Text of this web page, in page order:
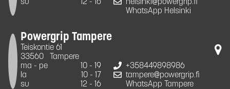
su
12 - 16
helsinki@powergrip.fi
WhatsApp Helsinki
Powergrip Tampere
Teiskontie 61
33560
Tampere
ma - pe
10 - 19
la
10 - 17
su
12 - 16
+358449898986
tampere@powergrip.fi
WhatsApp Tampere